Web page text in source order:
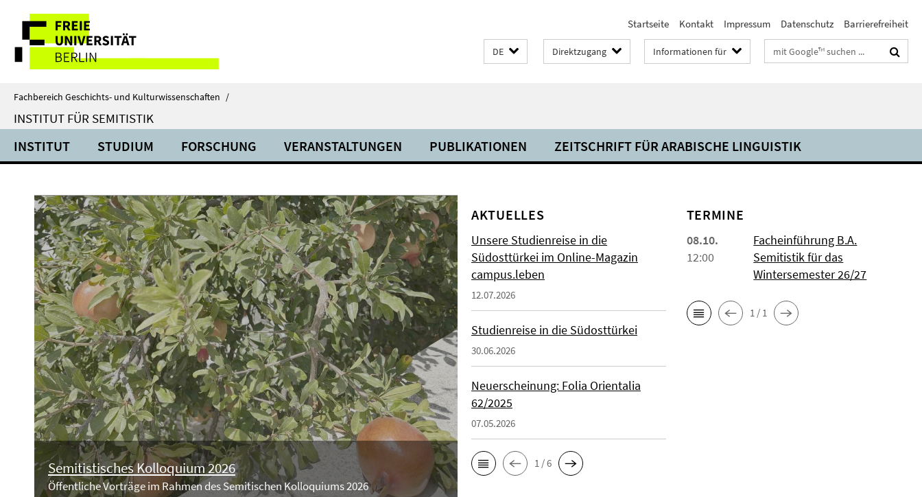
direkt
Inhalt
Service-
Navigation
Startseite Kontakt Impressum Datenschutz Barrierefreiheit
DE Direktzugang Informationen für Suchbegriffe
Fachbereich Geschichts- und Kulturwissenschaften /
INSTITUT FÜR SEMITISTIK
INSTITUT STUDIUM FORSCHUNG VERANSTALTUNGEN PUBLIKATIONEN ZEITSCHRIFT FÜR ARABISCHE LINGUISTIK
Semitistisches Kolloquium 2026
Öffentliche Vorträge im Rahmen des Semitischen Kolloquiums 2026
AKTUELLES
Unsere Studienreise in die
Südosttürkei im Online-Magazin
campus.leben
12.07.2026
Studienreise in die Südosttürkei
30.06.2026
Neuerscheinung: Folia Orientalia
62/2025
07.05.2026
1 / 6
TERMINE
08.10.
12:00
Facheinführung B.A.
Semitistik für das
Wintersemester 26/27
1 / 1